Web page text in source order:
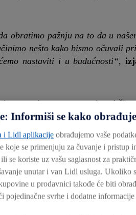
obratimo pažnju na to da u
nešto kako bismo očuvali
nastaviti i u budućnosti“,
metodama, potpuno je
u zaštićenim predelima Palićkog i
usled isušivanja tla, poput
sprudnik. Vlažna staništa
Osim toga, kroz
netaknutom prirodom
Palićkog i Ludaškog
dinara, koja će biti usmerena
Informiši se kako
i Lidl aplikacije obrađujemo vaše
koje se primenjuju za čuvanje i pristup
se koriste uz vašu saglasnost za
unutar i van Lidl usluga. Ukoliko
u prodavnici takođe će biti
pojedinačne svrhe i dodatne